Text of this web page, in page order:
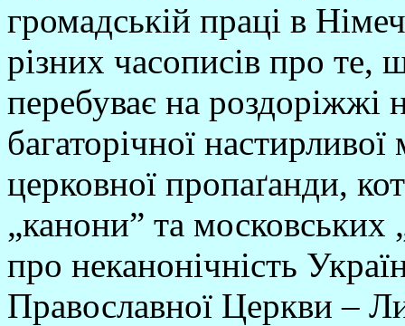
громадській праці в
різних часописів про те,
перебуває на роздоріжжі
багаторічної
церковної пропаґанди,
„канони” та московських
про неканонічність
Православної Церкви –